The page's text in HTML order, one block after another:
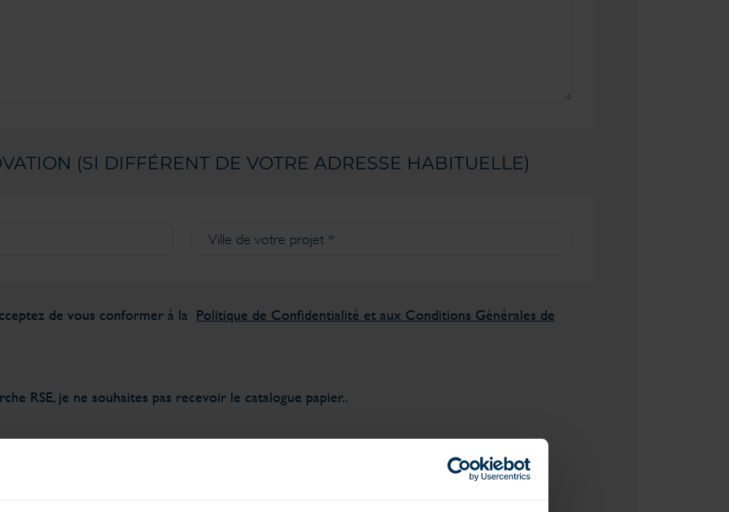
(SI DIFFÉRENT DE VOTRE ADRESSE HABITUELLE)
de vous conformer à la
Politique de Confidentialité et aux Conditions Générales de
RSE, je ne souhaites pas recevoir le catalogue papier..